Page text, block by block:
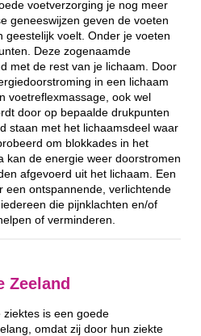
voetverzorging je nog meer
geneeswijzen geven de voeten
geestelijk voelt. Onder je voeten
Deze zogenaamde
met de rest van je lichaam. Door
in een lichaam
voetreflexmassage, ook wel
door op bepaalde drukpunten
staan met het lichaamsdeel waar
om blokkades in het
kan de energie weer doorstromen
afgevoerd uit het lichaam. Een
een ontspannende, verlichtende
die pijnklachten en/of
of verminderen.
Zeeland
is een goede
omdat zij door hun ziekte